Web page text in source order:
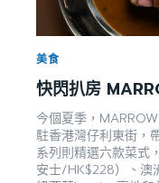
美食
快閃扒房​
今個夏季，
駐香港灣仔利東街，
系列則精選六款菜式
安士/HK$228）、澳